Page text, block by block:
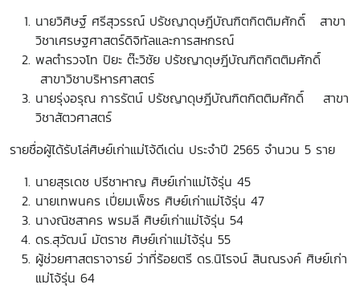
นายวิศิษฐ์ ศรีสุวรรณ์ ปรัชญาดุษฎีบัณฑิตกิตติมศักดิ์ สาขา
วิชาเศรษฐศาสตร์ดิจิทัลและการสหกรณ์
พลตำรวจโท ปิยะ ต๊ะวิชัย ปรัชญาดุษฎีบัณฑิตกิตติมศักดิ์
สาขาวิชาบริหารศาสตร์
นายรุ่งอรุณ การรัตน์ ปรัชญาดุษฎีบัณฑิตกิตติมศักดิ์ สาขา
วิชาสัตวศาสตร์
รายชื่อผู้ได้รับโล่ศิษย์เก่าแม่โจ้ดีเด่น ประจำปี 2565 จำนวน 5 ราย
นายสุรเดช ปรีชาหาญ ศิษย์เก่าแม่โจ้รุ่น 45
นายเทพนคร เปี่ยมเพ็ชร ศิษย์เก่าแม่โจ้รุ่น 47
นางณิชสาคร พรมลี ศิษย์เก่าแม่โจ้รุ่น 54
ดร.สุวัฒน์ มัตราช ศิษย์เก่าแม่โจ้รุ่น 55
ผู้ช่วยศาสตราจารย์ ว่าที่ร้อยตรี ดร.นิโรจน์ สินณรงค์ ศิษย์เก่า
แม่โจ้รุ่น 64